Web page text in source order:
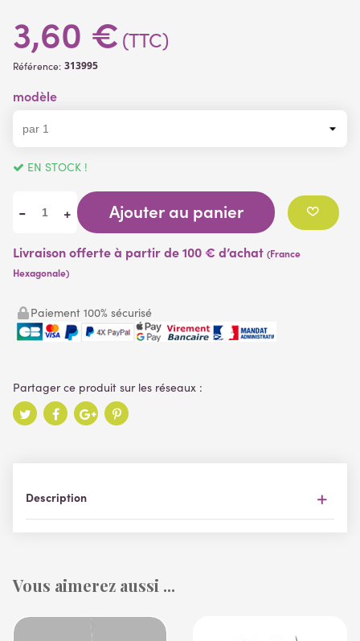
3,60 € (TTC)
Référence: 313995
modèle
EN STOCK !
- + Ajouter au panier
Livraison offerte à partir de 100 € d’achat (France
Hexagonale)
Paiement 100% sécurisé
Description
Vous aimerez aussi ...